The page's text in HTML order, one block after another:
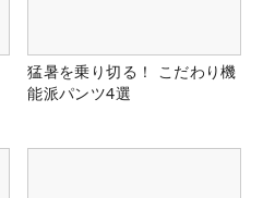
猛暑を乗り切る！ こだわり機
能派パンツ4選